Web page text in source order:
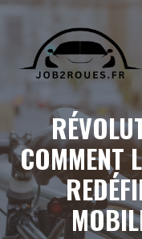
Aller
contenu
COMMENT